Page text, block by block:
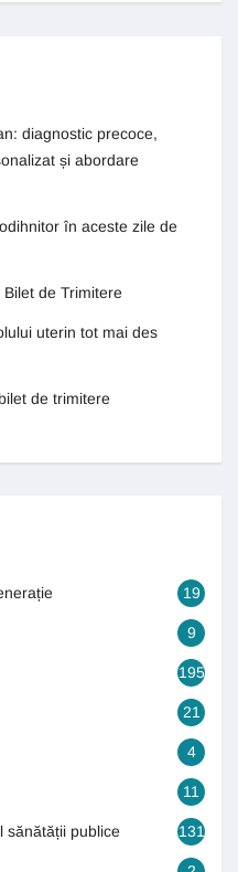
diagnostic precoce,
și abordare
în aceste zile de
de Trimitere
uterin tot mai des
de trimitere
19
9
195
21
4
11
sănătății publice 131